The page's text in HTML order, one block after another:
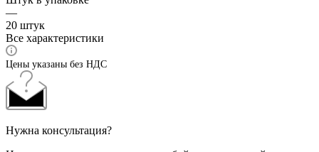
—
20 штук
Все характеристики
Цены указаны без НДС
Нужна консультация?